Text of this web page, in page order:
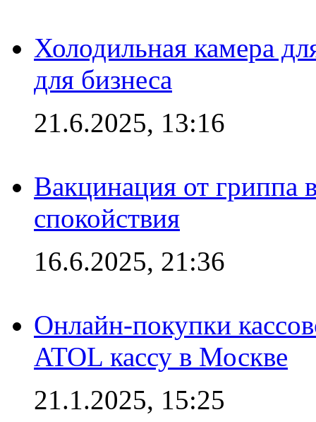
Холодильная камера
для бизнеса
21.6.2025, 13:16
Вакцинация от гриппа
спокойствия
16.6.2025, 21:36
Онлайн-покупки
ATOL кассу в Москве
21.1.2025, 15:25